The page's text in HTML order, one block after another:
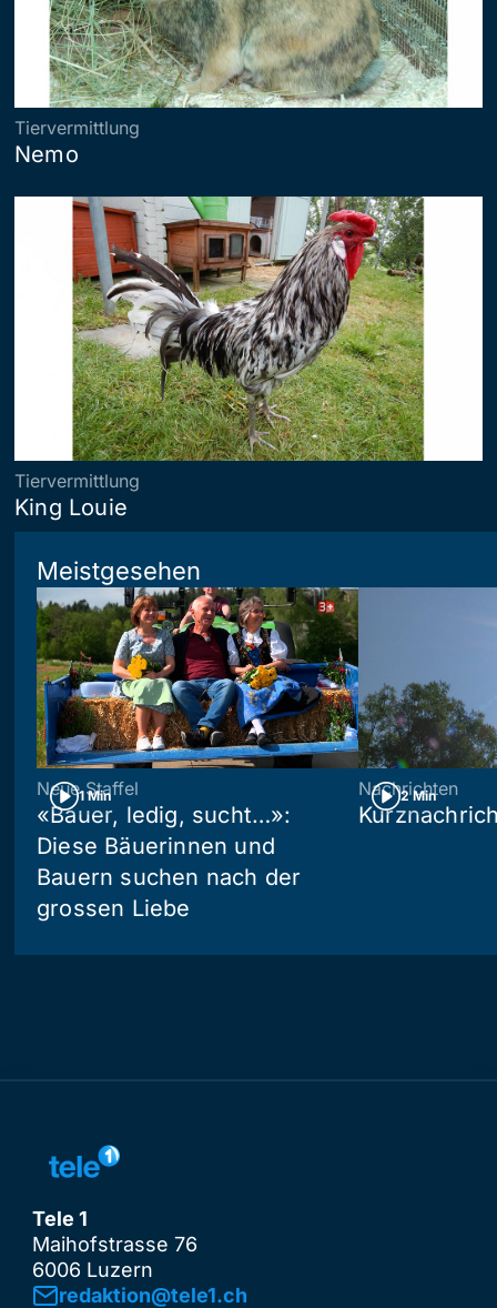
Tiervermittlung
Nemo
Tiervermittlung
King Louie
Meistgesehen
1 Min
Neue Staffel
«Bauer, ledig, sucht…»:
Diese Bäuerinnen und
Bauern suchen nach der
grossen Liebe
2 Min
Nachrichten
Tele 1
Maihofstrasse 76
6006 Luzern
redaktion@tele1.ch